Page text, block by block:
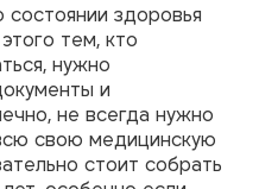
здоровья
тем, кто
нужно
и
не всегда нужно
свою медицинскую
стоит собрать